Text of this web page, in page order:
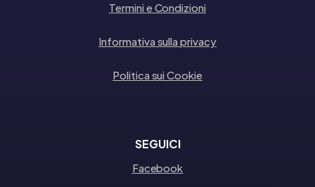
Termini e Condizioni
Informativa sulla privacy
Politica sui Cookie
SEGUICI
Facebook